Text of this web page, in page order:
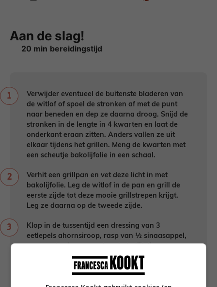
Aan de slag!
20 minuten
min
Verwijder eventueel de buitenste bladeren van
de witlof of spoel de stronken af met de punt
naar beneden en dep ze daarna droog. Snijd de
stronken in de lengte in 4 kwarten en laat de
onderkant eraan zitten. Anders vallen ze uit
elkaar tijdens het grillen. Meng de kwarten met
een scheutje bakolijfolie in een schaal.
Verhit een grillpan en vet deze licht in met
bakolijfolie. Leg de witlof in de pan en grill de
eerste zijde tot deze mooie grillstrepen krijgt.
Leg ze daarna op de tweede zijde.
Klop in de tussentijd een dressing van 3
eetlepels ahornsiroop, rasp van ½ sinaasappel,
vergine. Rits de blaadjes van de takjes tijm en
pers het teentje knoflook uit. Roer dit door de
dressing en breng goed op smaak met peper en